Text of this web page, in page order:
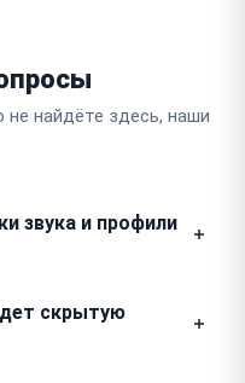
найдёте здесь, наши
звука и профили
работе с
всё возможное,
скрытую